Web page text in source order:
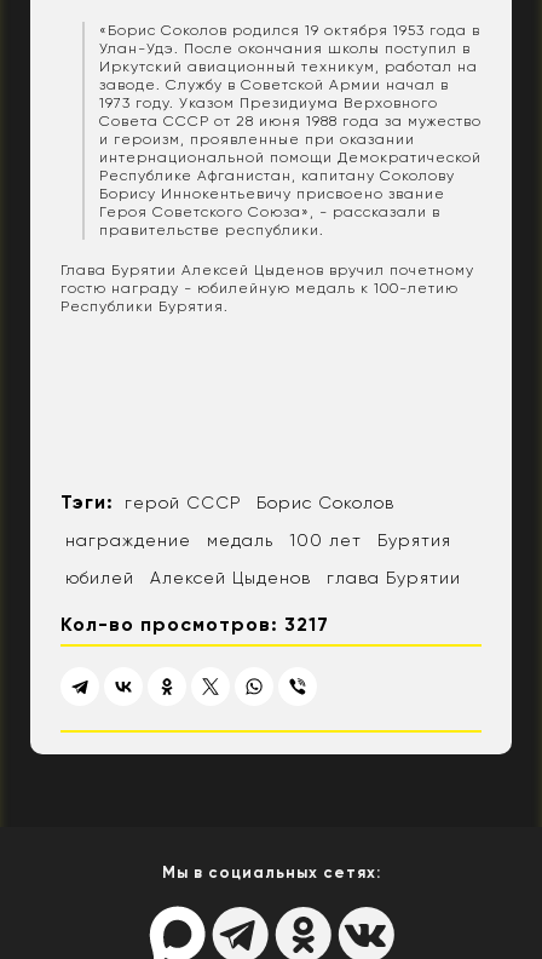
«Борис Соколов родился 19 октября 1953 года в
Улан-Удэ. После окончания школы поступил в
Иркутский авиационный техникум, работал на
заводе. Службу в Советской Армии начал в
1973 году. Указом Президиума Верховного
Совета СССР от 28 июня 1988 года за мужество
и героизм, проявленные при оказании
интернациональной помощи Демократической
Республике Афганистан, капитану Соколову
Борису Иннокентьевичу присвоено звание
Героя Советского Союза», - рассказали в
правительстве республики.
Глава Бурятии Алексей Цыденов вручил почетному
гостю награду - юбилейную медаль к 100-летию
Республики Бурятия.
Тэги: герой СССР
Борис Соколов
награждение
медаль 100 лет
Бурятия
юбилей
Алексей Цыденов глава Бурятии
Кол-во просмотров: 3217
Мы в социальных сетях: